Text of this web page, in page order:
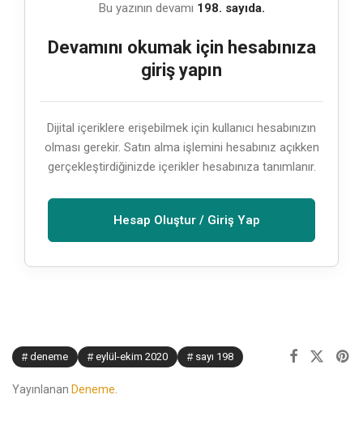
Bu yazının devamı 198. sayıda.
Devamını okumak için hesabınıza
giriş yapın
Dijital içeriklere erişebilmek için kullanıcı hesabınızın
olması gerekir. Satın alma işlemini hesabınız açıkken
gerçekleştirdiğinizde içerikler hesabınıza tanımlanır.
Hesap Oluştur / Giriş Yap
deneme eylül-ekim 2020 sayı 198
Yayınlanan Deneme.